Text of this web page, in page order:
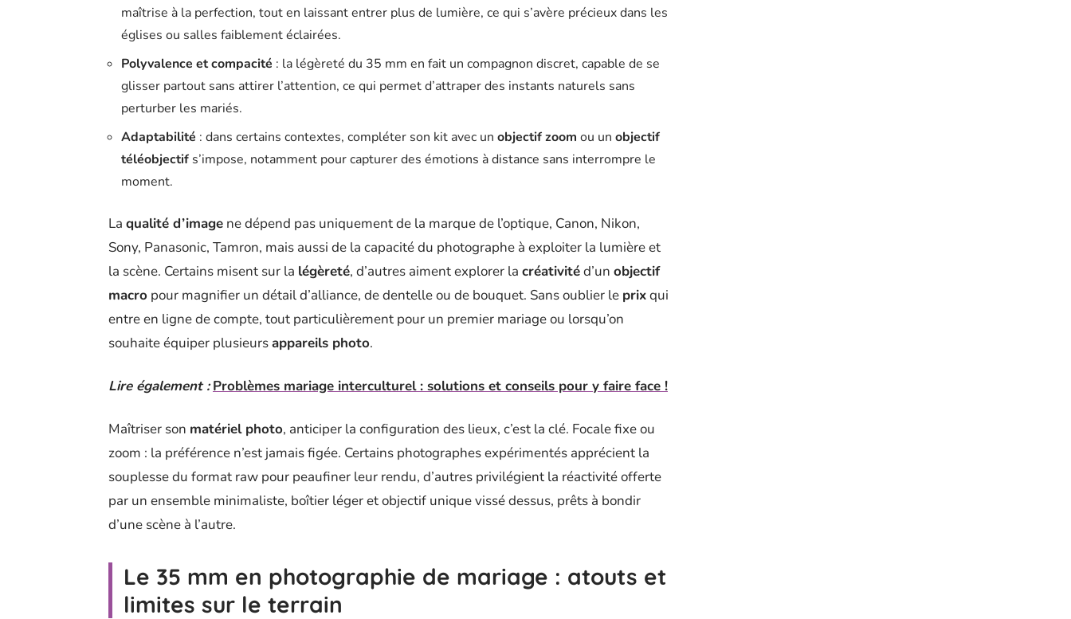
maîtrise à la perfection, tout en laissant entrer plus de lumière, ce qui s’avère précieux dans les
églises ou salles faiblement éclairées.
Polyvalence et compacité : la légèreté du 35 mm en fait un compagnon discret, capable de se
glisser partout sans attirer l’attention, ce qui permet d’attraper des instants naturels sans
perturber les mariés.
Adaptabilité : dans certains contextes, compléter son kit avec un objectif zoom ou un objectif
téléobjectif s’impose, notamment pour capturer des émotions à distance sans interrompre le
moment.
La qualité d’image ne dépend pas uniquement de la marque de l’optique, Canon, Nikon,
Sony, Panasonic, Tamron, mais aussi de la capacité du photographe à exploiter la lumière et
la scène. Certains misent sur la légèreté, d’autres aiment explorer la créativitéd’un objectif
macro pour magnifier un détail d’alliance, de dentelle ou de bouquet. Sans oublier le prixqui
entre en ligne de compte, tout particulièrement pour un premier mariage ou lorsqu’on
souhaite équiper plusieursappareils photo.
Lire également : Problèmes mariage interculturel : solutions et conseils pour y faire face !
Maîtriser son matériel photo, anticiper la configuration des lieux, c’est la clé. Focale fixe ou
zoom : la préférence n’est jamais figée. Certains photographes expérimentés apprécient la
souplesse du format raw pour peaufiner leur rendu, d’autres privilégient la réactivité offerte
par un ensemble minimaliste, boîtier léger et objectif unique vissé dessus, prêts à bondir
d’une scène à l’autre.
Le 35 mm en photographie de mariage : atouts et
limites sur le terrain